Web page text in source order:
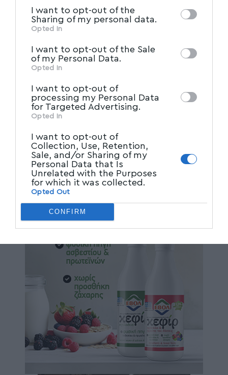
of downstream participants. This
information may also be disclosed by us to
Participantsthat may further disclose it to
other third parties.
I want to opt-out of the
Sharing of my personal data.
Opted In
I want to opt-out of the Sale
of my Personal Data.
Opted In
I want to opt-out of
processing my Personal Data
for Targeted Advertising.
Opted In
I want to opt-out of
Collection, Use, Retention,
Sale, and/or Sharing of my
Personal Data that Is
Unrelated with the Purposes
for which it was collected.
Opted Out
CONFIRM